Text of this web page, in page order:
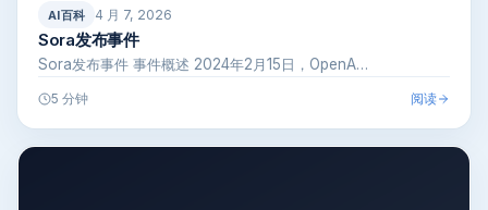
AI百科 4 月 7, 2026
Sora发布事件
Sora发布事件 事件概述 2024年2月15日，OpenA…
5 分钟 阅读